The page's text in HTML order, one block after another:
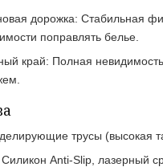
дорожка: Стабильная
поправлять белье.
край: Полная
трусы (высокая
Силикон Anti-Slip, лазерный